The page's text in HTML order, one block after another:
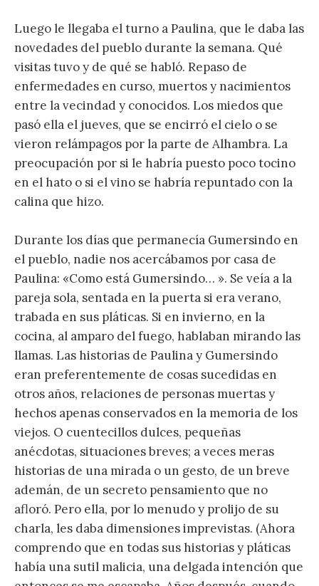
Luego le llegaba el turno a Paulina, que le daba las
novedades del pueblo durante la semana. Qué
visitas tuvo y de qué se habló. Repaso de
enfermedades en curso, muertos y nacimientos
entre la vecindad y conocidos. Los miedos que
pasó ella el jueves, que se encirró el cielo o se
vieron relámpagos por la parte de Alhambra. La
preocupación por si le habría puesto poco tocino
en el hato o si el vino se habría repuntado con la
calina que hizo.
Durante los días que permanecía Gumersindo en
el pueblo, nadie nos acercábamos por casa de
Paulina: «Como está Gumersindo… ». Se veía a la
pareja sola, sentada en la puerta si era verano,
trabada en sus pláticas. Si en invierno, en la
cocina, al amparo del fuego, hablaban mirando las
llamas. Las historias de Paulina y Gumersindo
eran preferentemente de cosas sucedidas en
otros años, relaciones de personas muertas y
hechos apenas conservados en la memoria de los
viejos. O cuentecillos dulces, pequeñas
anécdotas, situaciones breves; a veces meras
historias de una mirada o un gesto, de un breve
ademán, de un secreto pensamiento que no
afloró. Pero ella, por lo menudo y prolijo de su
charla, les daba dimensiones imprevistas. (Ahora
comprendo que en todas sus historias y pláticas
había una sutil malicia, una delgada intención que